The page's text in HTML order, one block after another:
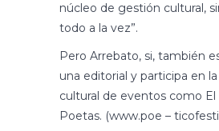
núcleo de gestión cultural,
todo a la vez”.
Pero Arrebato, si, también
una editorial y participa en
cultural de eventos como El
Poetas. (www.poe –